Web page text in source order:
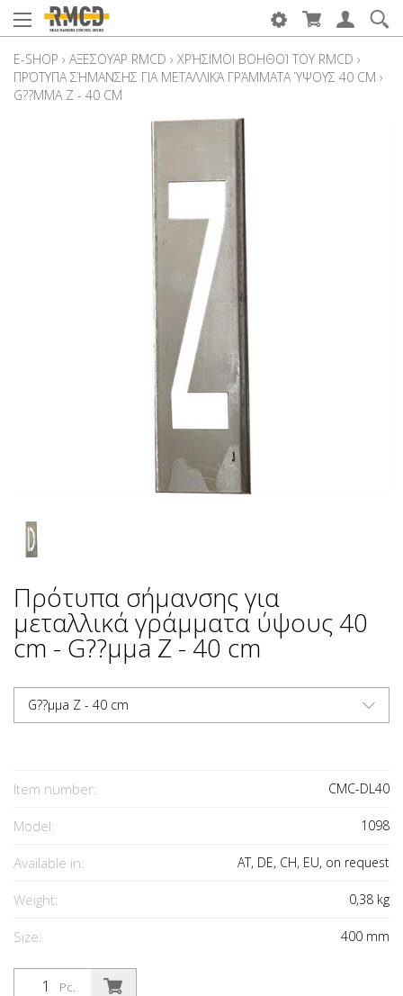
E-SHOP › ΑΞΕΣΟΥΆΡ RMCD › ΧΡΉΣΙΜΟΙ ΒΟΗΘΟΊ ΤΟΥ RMCD ›
ΠΡΌΤΥΠΑ ΣΉΜΑΝΣΗΣ ΓΙΑ ΜΕΤΑΛΛΙΚΆ ΓΡΆΜΜΑΤΑ ΎΨΟΥΣ 40 CM ›
G??ΜΜA Z - 40 CM
Πρότυπα σήμανσης για
μεταλλικά γράμματα ύψους 40
cm - G??µµa Z - 40 cm
G??µµa Z - 40 cm
Item number: CMC-DL40
Model: 1098
Available in: AT, DE, CH, EU, on request
Weight: 0,38 kg
Size: 400 mm
Pc.